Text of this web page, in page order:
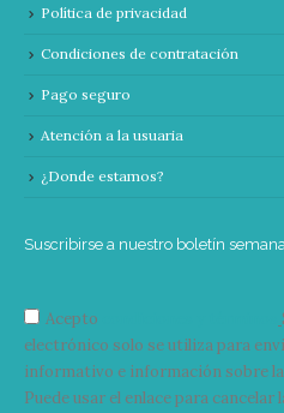
Política de privacidad
Condiciones de contratación
Pago seguro
Atención a la usuaria
¿Donde estamos?
Suscribirse a nuestro boletín
Acepto
electrónico solo se utiliza para
informativo e información sobre
Puede usar el enlace para